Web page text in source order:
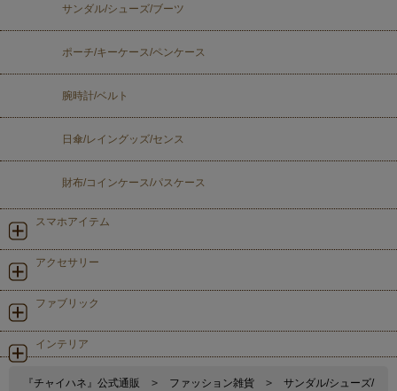
サンダル/シューズ/ブーツ
ポーチ/キーケース/ペンケース
腕時計/ベルト
日傘/レイングッズ/センス
財布/コインケース/パスケース
スマホアイテム
アクセサリー
ファブリック
インテリア
『チャイハネ』公式通販 > ファッション雑貨 >
サンダル/シューズ/